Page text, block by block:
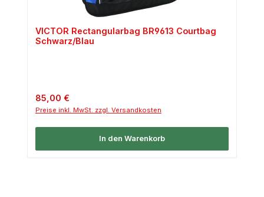
VICTOR Rectangularbag BR9613 Courtbag
Schwarz/Blau
Regulärer Preis:
85,00 €
Preise inkl. MwSt. zzgl. Versandkosten
In den Warenkorb